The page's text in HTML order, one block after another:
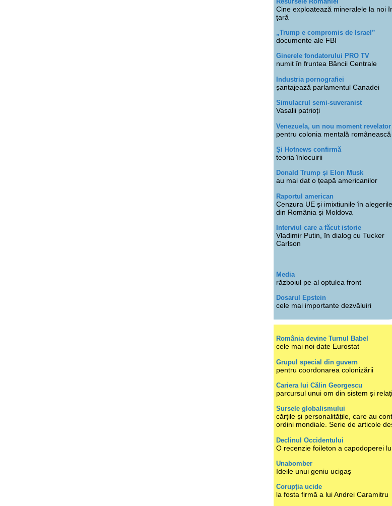
Cine exploatează mineralele la noi
țară
„Trump e compromis de Israel”
documente ale FBI
Ginerele fondatorului PRO TV
numit în fruntea Băncii Centrale
Industria pornografiei
șantajează parlamentul Canadei
Simulacrul semi-suveranist
Vasalii patrioți
Venezuela, un nou moment revelator
pentru colonia mentală românească
Și Hotnews confirmă
teoria înlocuirii
Donald Trump și Elon Musk
au mai dat o țeapă americanilor
Raportul american
Cenzura UE și imixtiunile în alegerile
din România și Moldova
Interviul care a făcut istorie
Vladimir Putin, în dialog cu Tucker
Carlson
Media
războiul pe al optulea front
Dosarul Epstein
cele mai importante dezvăluiri
România devine Turnul Babel
cele mai noi date Eurostat
Grupul special din guvern
pentru coordonarea colonizării
Cariera lui Călin Georgescu
parcursul unui om din sistem și
Sursele globalismului
cărțile și personalitățile, care au
ordini mondiale. Serie de articole
Declinul Occidentului
O recenzie foileton a capodoperei
Unabomber
Ideile unui geniu ucigaș
Corupția ucide
la fosta firmă a lui Andrei Caramitru